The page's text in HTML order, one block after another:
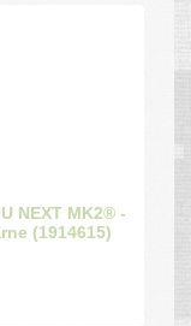
NEXT MK2® -
(1914615)